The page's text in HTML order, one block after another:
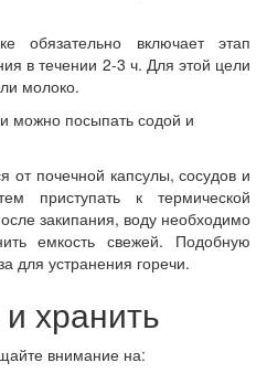
обязательно включает этап
в течении 2-3 ч. Для этой цели
молоко.
можно посыпать содой и
от почечной капсулы, сосудов и
приступать к термической
закипания, воду необходимо
емкость свежей. Подобную
для устранения горечи.
хранить
внимание на: